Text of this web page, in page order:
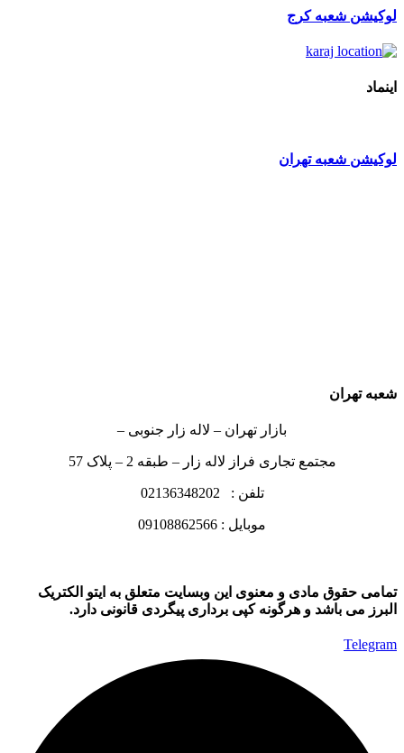
لوکیشن شعبه کرج
اینماد
لوکیشن شعبه تهران
شعبه تهران
بازار تهران – لاله زار جنوبی –
مجتمع تجاری فراز لاله زار – طبقه 2 – پلاک 57
تلفن : 02136348202
موبایل : 09108862566
تمامی حقوق مادی و معنوی این وبسایت متعلق به ایتو الکتریک
البرز می باشد و هرگونه کپی برداری پیگردی قانونی دارد.
Telegram